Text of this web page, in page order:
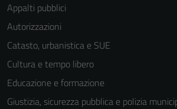
Appalti pubblici
Autorizzazioni
Catasto, urbanistica e SUE
Cultura e tempo libero
Educazione e formazione
Giustizia, sicurezza pubblica e polizia